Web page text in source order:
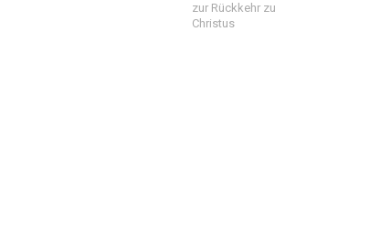
zur Rückkehr zu
Christus